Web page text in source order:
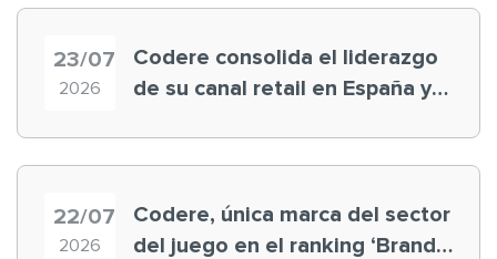
23/07
2026
Codere consolida el liderazgo
de su canal retail en España y
22/07
2026
Codere, única marca del sector
del juego en el ranking ‘Brand